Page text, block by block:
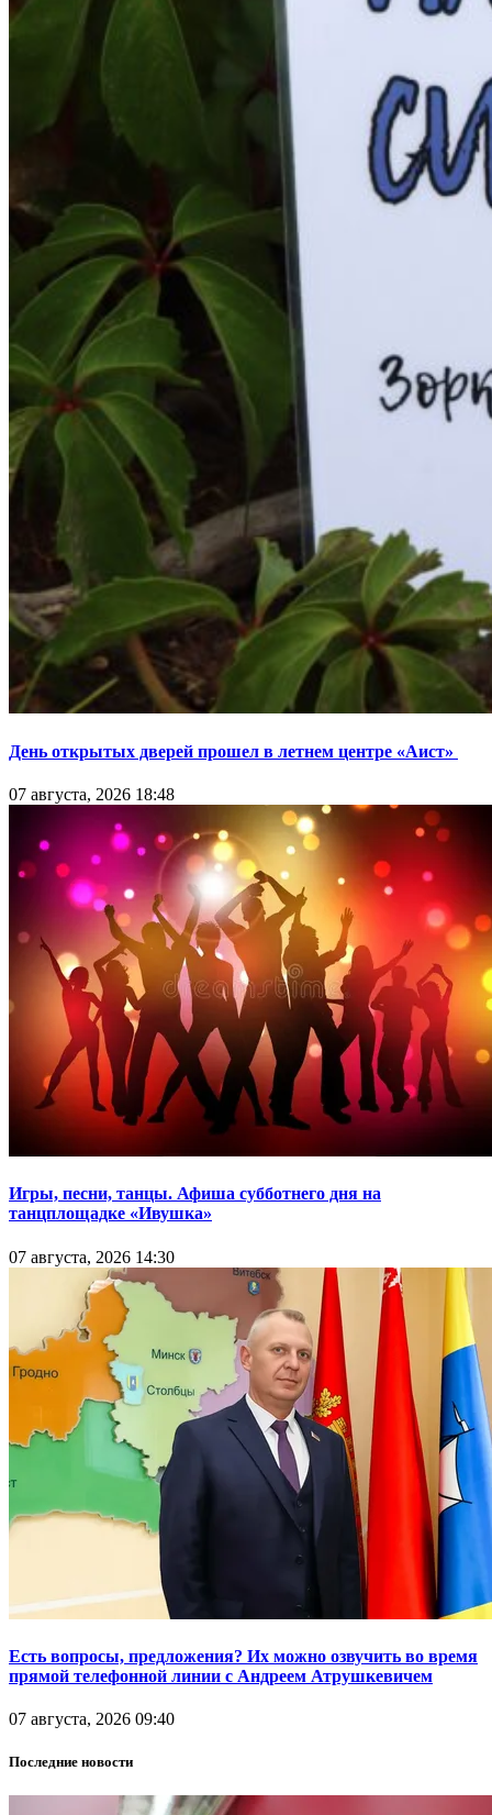
День открытых дверей прошел в летнем центре «Аист»
07 августа, 2026 18:48
Игры, песни, танцы. Афиша субботнего дня на
танцплощадке «Ивушка»
07 августа, 2026 14:30
Есть вопросы, предложения? Их можно озвучить во время
прямой телефонной линии с Андреем Атрушкевичем
07 августа, 2026 09:40
Последние новости